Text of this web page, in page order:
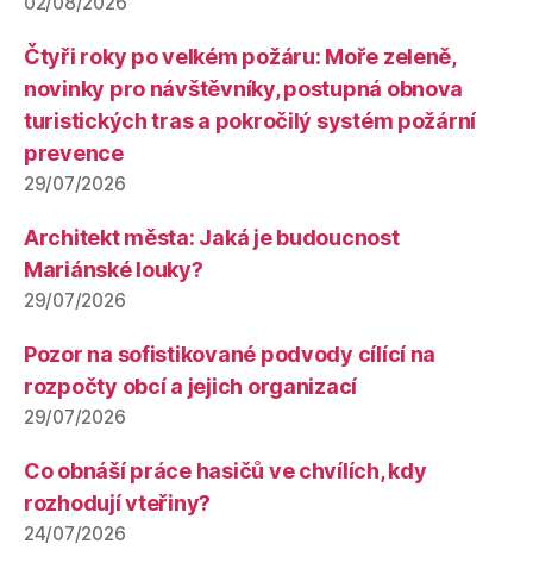
Čtyři roky po velkém požáru: Moře zeleně,
novinky pro návštěvníky, postupná obnova
turistických tras a pokročilý systém požární
prevence
29/07/2026
Architekt města: Jaká je budoucnost
Mariánské louky?
29/07/2026
Pozor na sofistikované podvody cílící na
rozpočty obcí a jejich organizací
29/07/2026
Co obnáší práce hasičů ve chvílích, kdy
rozhodují vteřiny?
24/07/2026